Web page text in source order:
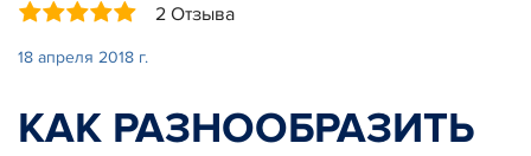
2 Отзыва
18 апреля 2018 г.
КАК РАЗНООБРАЗИТЬ